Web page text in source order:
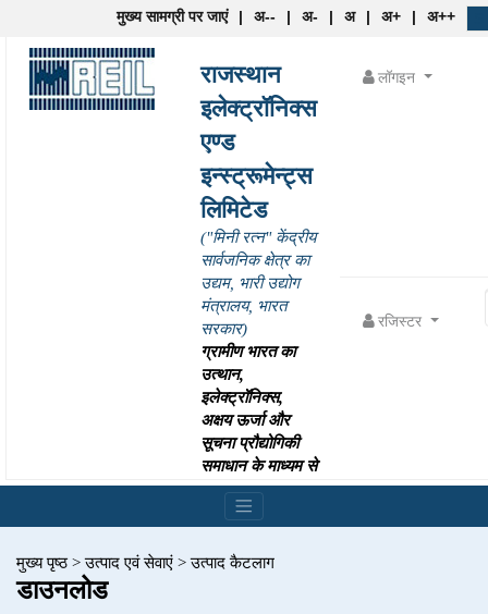
मुख्य सामग्री पर जाएं | अ-- | अ- | अ | अ+ | अ++
राजस्थान
इलेक्ट्रॉनिक्स
एण्ड
इन्स्ट्रूमेन्ट्स
लिमिटेड
("मिनी रत्न" केंद्रीय
सार्वजनिक क्षेत्र का
उद्यम, भारी उद्योग
मंत्रालय, भारत
सरकार)
ग्रामीण भारत का
उत्थान,
इलेक्ट्रॉनिक्स,
अक्षय ऊर्जा और
सूचना प्रौद्योगिकी
समाधान के माध्यम से
लॉगइन
रजिस्टर
मुख्य पृष्ठ>उत्पाद एवं सेवाएं >उत्पाद कैटलाग
डाउनलोड